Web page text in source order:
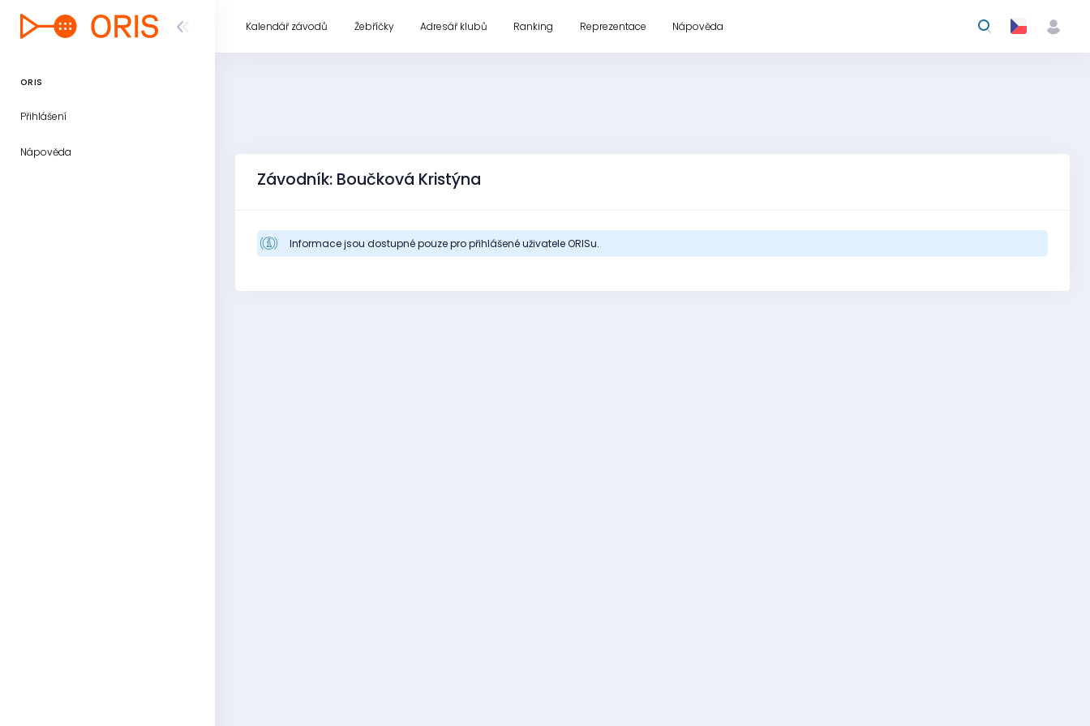
ORIS
Přihlášení
Nápověda
Kalendář závodů Žebříčky Adresář klubů Ranking Reprezentace Nápověda
Závodník: Boučková Kristýna
Informace jsou dostupné pouze pro přihlášené uživatele ORISu.